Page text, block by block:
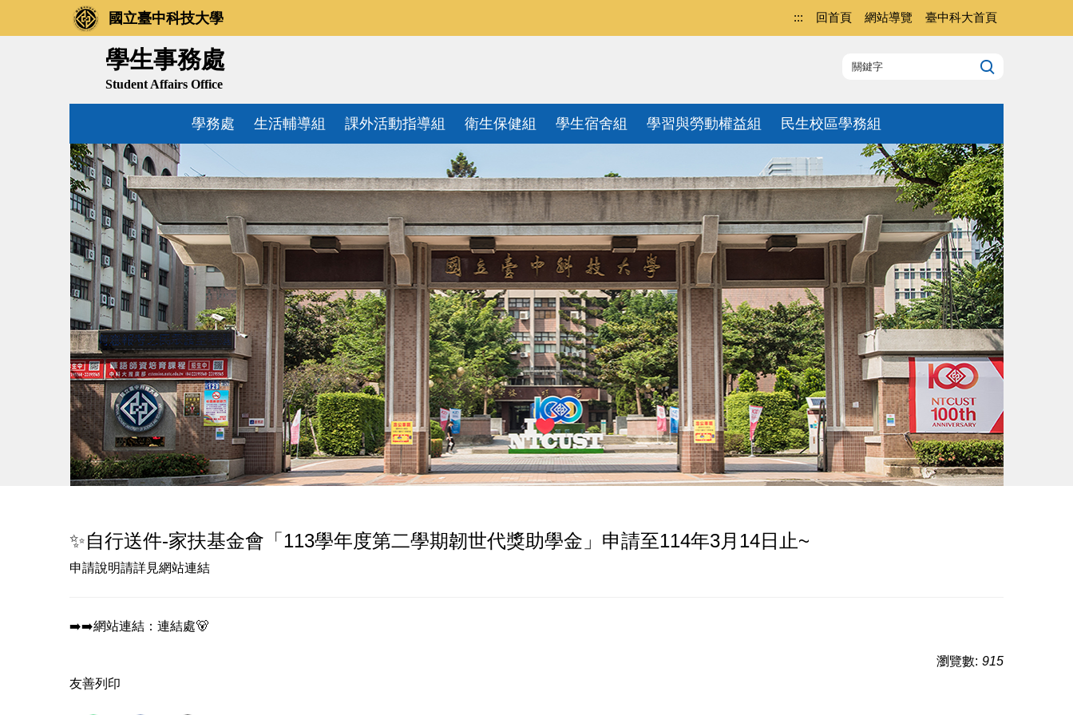
國立臺中科技大學
學生事務處
Student Affairs Office
學務處 生活輔導組 課外活動指導組 衛生保健組 學生宿舍組 學習與勞動權益組 民生校區學務組
::: 回首頁 網站導覽 臺中科大首頁
✨自行送件-家扶基金會「113學年度第二學期韌世代獎助學金」申請至114年3月14日止~
申請說明請詳見網站連結
➡️➡️網站連結： 連結處🐻
瀏覽數: 915
友善列印